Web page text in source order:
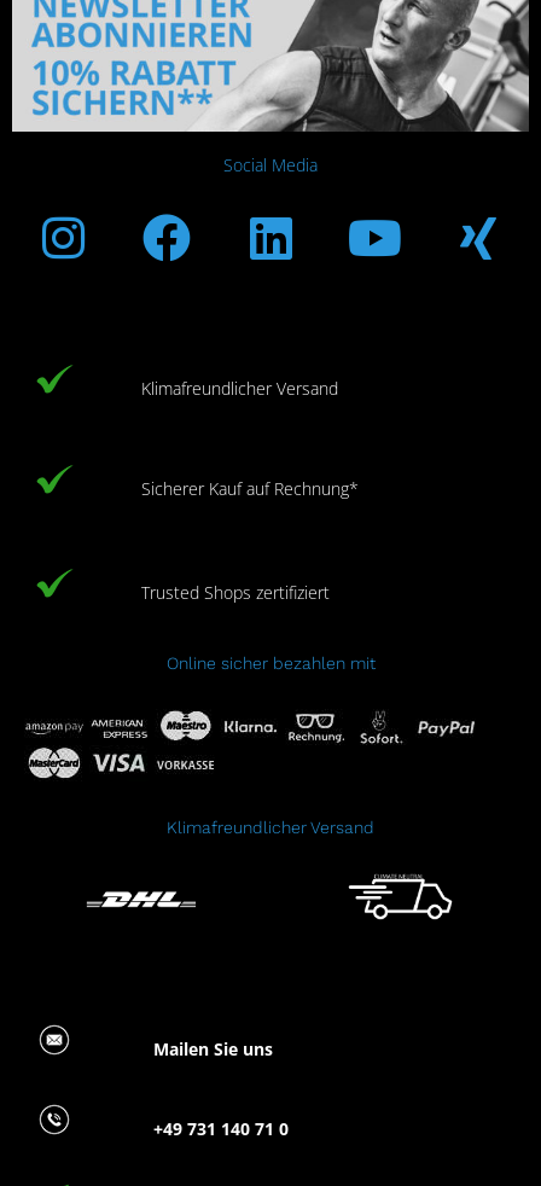
Social Media
Instagram
Facebook
Linkedin
Klimafreundlicher Versand
Sicherer Kauf auf Rechnung*
Trusted Shops zertifiziert
Online sicher bezahlen mit
Klimafreundlicher Versand
Mailen Sie uns
+49 731 140 71 0